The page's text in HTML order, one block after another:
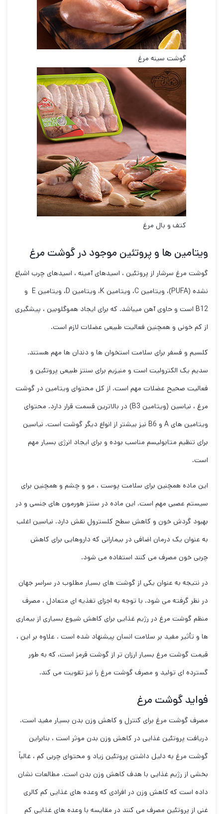
گوشت سینه مرغ
کتف و بال مرغ
ویتامین ها و پروتئین موجود در گوشت مرغ
گوشت مرغ سرشار از پروتئین ، اسیدهای آمینه ، اسیدهای چرب اشباع
نشده (PUFA)، ویتامین C، ویتامین K، ویتامین D، ویتامین E و
B12 است و حاوی آهن میباشد. که برای ایجاد هموگلوبین ، پیشگیری
از کم خونی و همچنین فعالیت طبیعی عضلات لازم است.
کلسیم و فسفر برای سلامت استخوان ها و دندان ها مهم هستند.
سدیم یک الکترولیت است و منیزیم برای سنتز طبیعی پروتئین و
فعالیت صحیح عضلات مهم است. از کل محتوای ویتامین در گوشت
مرغ ، نیاسین (ویتامین B3) در بالاترین قسمت قرار دارد. محتوای
ویتامین های A و B6 نیز بیشتر از انواع دیگر گوشت است. نیاسین
برای تنظیم متابولیسم مناسب بوده و برای ایجاد انرژی بسیار مهم
است.
این ماده همچنین برای سلامت پوست ، مو و چشم و همچنین برای
سیستم عصبی مهم است. این ماده در سنتز هورمون های جنسی و در
بهبود گردش خون و کاهش سطح کلسترول نقش دارد. نیاسین اغلب
به عنوان یک درمان اضافی در بیمارانی که داروهایی برای کاهش
چربی خون مصرف می کنند استفاده می شود.
در نتیجه به عنوان یکی از گوشت های بسیار مطلوب در سراسر جهان
در نظر گرفته می شود. با توجه به اجزای تغذیه ای متعادل ، مصرف
منظم گوشت مرغ در رژیم غذایی برای کاهش شیوع بسیاری از بیماری
ها و تأثیر مفید بر سلامت انسان پیشنهاد شده است . علاوه بر این ،
قیمت گوشت مرغ بسیار ارزان تر از گوشت قرمز است، که به طور
گسترده ای تولید و مصرف گوشت مرغ را نیز تقویت می کند.
فواید گوشت مرغ
مصرف گوشت مرغ برای کنترل و کاهش وزن بدن بسیار مفید است.
دریافت پروتئین غذایی در کاهش وزن بدن موثر است ، بنابراین
گوشت مرغ به دلیل داشتن پروتئین زیاد و محتوای چربی کم ، غالباً
بخشی از رژیم غذایی با هدف کاهش وزن بدن است. مطالعات نشان
داده است که کاهش وزن در افرادی که وعده های غذایی کم کالری
غنی از پروتئین مصرف می کنند در مقایسه با وعده های غذایی کم